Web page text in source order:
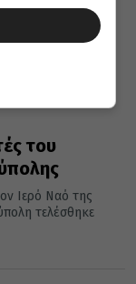
του
Ιερό Ναό της
τελέσθηκε